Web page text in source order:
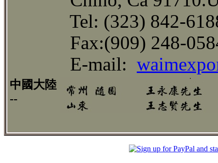
Tel: (323) 842-
Fax:(909) 248-
E-mail:
中國大陸
--